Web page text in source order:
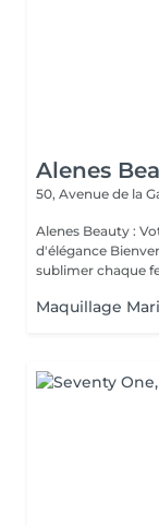
Alenes
50, Avenue de la
Alenes Beauty :
d'élégance Bienvenue chez Alenes Beauty, un lieu pensé pour
sublimer chaque
Maquillage